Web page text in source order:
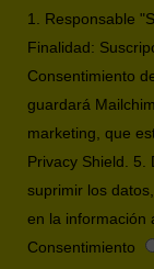
1. Responsable
Finalidad:
Consentimiento
guardará
marketing, que
Privacy Shield. 5.
suprimir los
en la información
Consentimiento